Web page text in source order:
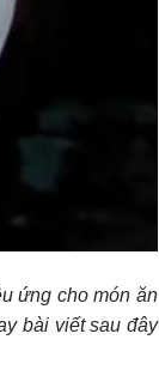
ứng cho món ăn
bài viết sau đây